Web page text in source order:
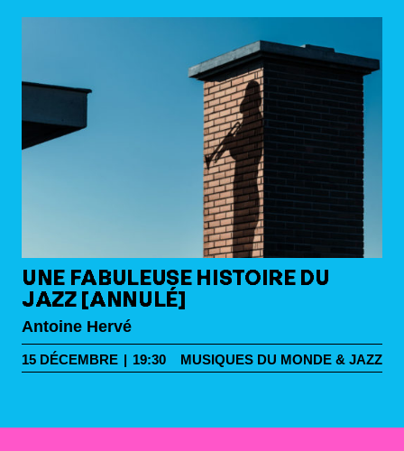
UNE FABULEUSE HISTOIRE DU
JAZZ [ANNULÉ]
Antoine Hervé
15 DÉCEMBRE | 19:30 MUSIQUES DU MONDE & JAZZ